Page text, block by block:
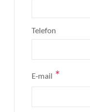
Telefon
E-mail *